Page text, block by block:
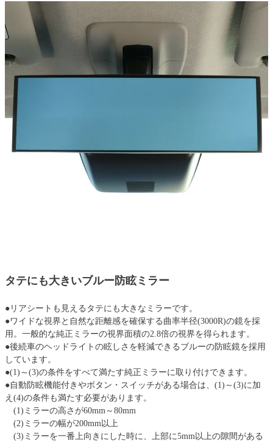
タテにも大きいブルー防眩ミラー
●リアシートも見えるタテにも大きなミラーです。
●ワイドな視界と自然な距離感を確保する曲率半径(3000R)の鏡を採
用。一般的な純正ミラーの視界面積の2.8倍の視界を得られます。
●後続車のヘッドライトの眩しさを軽減できるブルーの防眩鏡を採用
しています。
●(1)～(3)の条件をすべて満たす純正ミラーに取り付けできます。
●自動防眩機能付きやボタン・スイッチがある場合は、(1)～(3)に加
え(4)の条件も満たす必要があります。
(1)ミラーの高さが60mm～80mm
(2)ミラーの幅が200mm以上
(3)ミラーを一番上向きにした時に、上部に5mm以上の隙間がある